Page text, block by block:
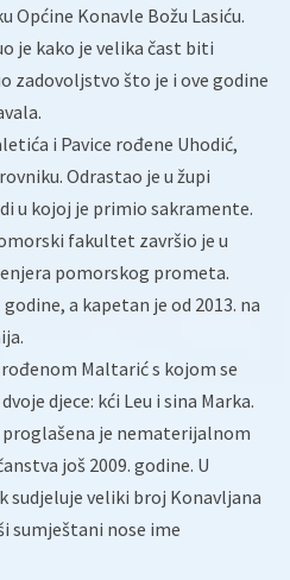
Općine Konavle Božu Lasiću.
je kako je velika čast biti
zadovoljstvo što je i ove godine
i Pavice rođene Uhodić,
Odrastao je u župi
u kojoj je primio sakramente.
fakultet završio je u
pomorskog prometa.
a kapetan je od 2013. na
Maltarić s kojom se
djece: kći Leu i sina Marka.
proglašena je nematerijalnom
još 2009. godine. U
sudjeluje veliki broj Konavljana
sumještani nose ime